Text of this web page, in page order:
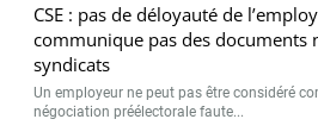
CSE : pas de déloyauté de
communique pas des documents
syndicats
Un employeur ne peut pas être considéré
négociation préélectorale faute...